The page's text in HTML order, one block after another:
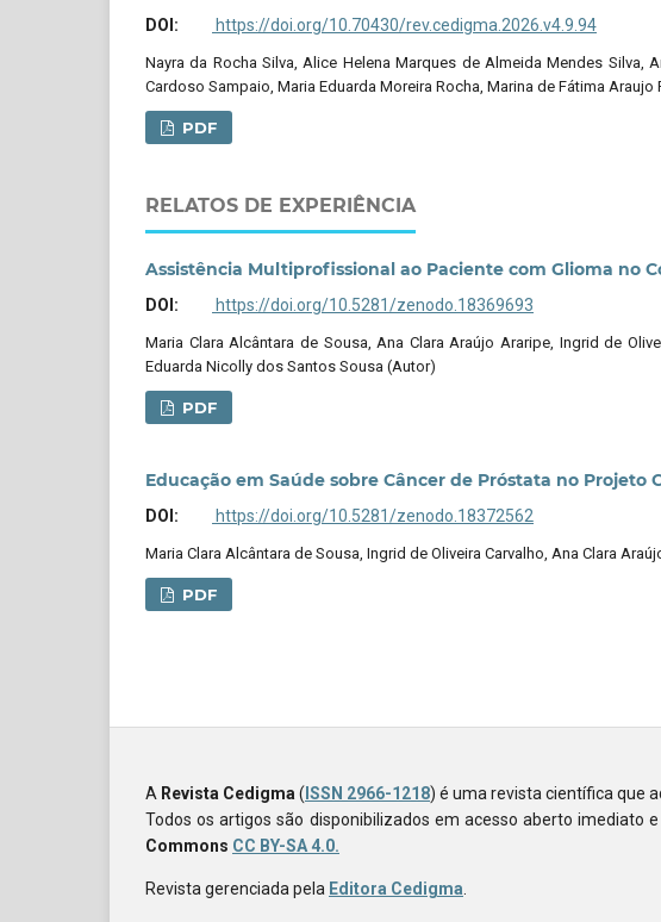
DOI: https://doi.org/10.70430/rev.cedigma.2026.v4.9.94
Nayra da Rocha Silva, Alice Helena Marques de Almeida Mendes Silva,
Cardoso Sampaio, Maria Eduarda Moreira Rocha, Marina de Fátima Araujo
PDF
RELATOS DE EXPERIÊNCIA
Assistência Multiprofissional ao Paciente com Glioma no
DOI: https://doi.org/10.5281/zenodo.18369693
Maria Clara Alcântara de Sousa, Ana Clara Araújo Araripe, Ingrid de
Eduarda Nicolly dos Santos Sousa (Autor)
PDF
Educação em Saúde sobre Câncer de Próstata no Projeto
DOI: https://doi.org/10.5281/zenodo.18372562
Maria Clara Alcântara de Sousa, Ingrid de Oliveira Carvalho, Ana Clara
PDF
A Revista Cedigma ( ISSN 2966-1218) é uma revista científica que
Todos os artigos são disponibilizados em acesso aberto imediato
Commons CC BY-SA 4.0.
Revista gerenciada pela Editora Cedigma